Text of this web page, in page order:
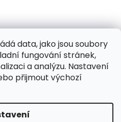
data, jako jsou soubory
fungování stránek,
a analýzu. Nastavení
přijmout výchozí
Shoptet